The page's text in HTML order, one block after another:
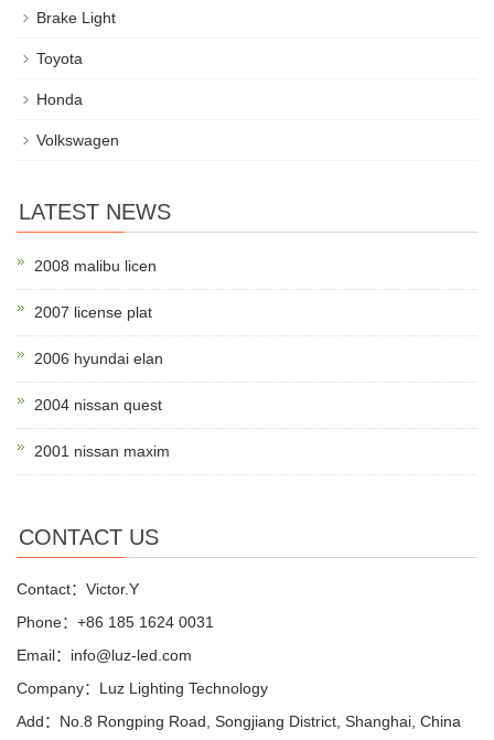
Brake Light
Toyota
Honda
Volkswagen
LATEST NEWS
2008 malibu licen
2007 license plat
2006 hyundai elan
2004 nissan quest
2001 nissan maxim
CONTACT US
Contact：Victor.Y
Phone：+86 185 1624 0031
Email：info@luz-led.com
Company：Luz Lighting Technology
Add：No.8 Rongping Road, Songjiang District, Shanghai, China